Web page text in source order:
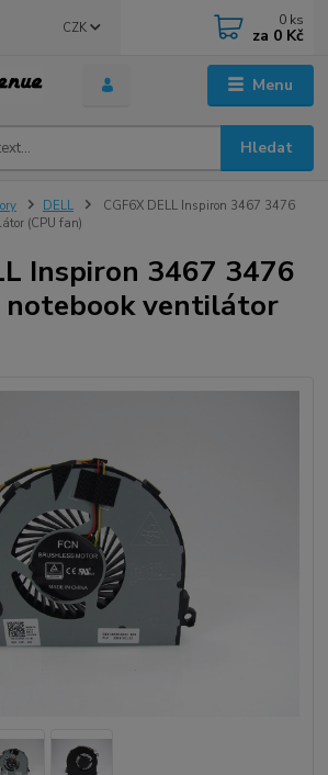
Menu
CZK
Hledat
0 ks
za 0 Kč
DELL
CGF6X DELL Inspiron 3467 3476
(CPU fan)
Inspiron 3467 3476
ventilátor